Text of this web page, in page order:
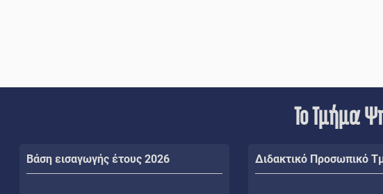
Το Τμήμα
Βάση εισαγωγής έτους 2026 Διδακτικό Προσωπικό